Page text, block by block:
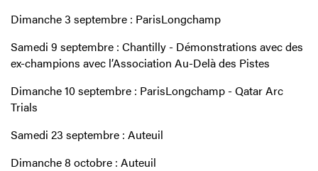
Dimanche 3 septembre : ParisLongchamp
Samedi 9 septembre : Chantilly - Démonstrations avec des
ex-champions avec l’Association Au-Delà des Pistes
Dimanche 10 septembre : ParisLongchamp -Qatar Arc
Trials
Samedi 23 septembre : Auteuil
Dimanche 8 octobre : Auteuil